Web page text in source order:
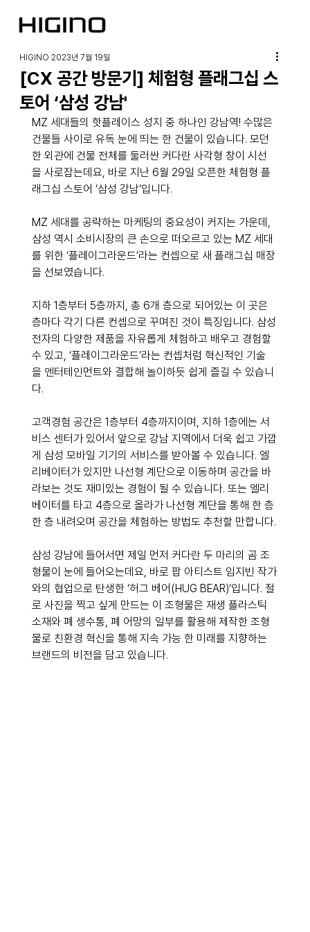
[CX 공간 방문기] 체험형 플래그십 스
토어 ‘삼성 강남'
HIGINO 2023년 7월 19일
MZ 세대들의 핫플레이스 성지 중 하나인 강남역! 수많은
건물들 사이로 유독 눈에 띄는 한 건물이 있습니다. 모던
한 외관에 건물 전체를 둘러싼 커다란 사각형 창이 시선
을 사로잡는데요, 바로 지난 6월 29일 오픈한 체험형 플
래그십 스토어 ‘삼성 강남’입니다.
MZ 세대를 공략하는 마케팅의 중요성이 커지는 가운데,
삼성 역시 소비시장의 큰 손으로 떠오르고 있는 MZ 세대
를 위한 ‘플레이그라운드’라는 컨셉으로 새 플래그십 매장
을 선보였습니다.
지하 1층부터 5층까지, 총 6개 층으로 되어있는 이 곳은
층마다 각기 다른 컨셉으로 꾸며진 것이 특징입니다. 삼성
전자의 다양한 제품을 자유롭게 체험하고 배우고 경험할
수 있고, ‘플레이그라운드’라는 컨셉처럼 혁신적인 기술
을 엔터테인먼트와 결합해 놀이하듯 쉽게 즐길 수 있습니
다.
고객경험 공간은 1층부터 4층까지이며, 지하 1층에는 서
비스 센터가 있어서 앞으로 강남 지역에서 더욱 쉽고 가깝
게 삼성 모바일 기기의 서비스를 받아볼 수 있습니다. 엘
리베이터가 있지만 나선형 계단으로 이동하며 공간을 바
라보는 것도 재미있는 경험이 될 수 있습니다. 또는 엘리
베이터를 타고 4층으로 올라가 나선형 계단을 통해 한 층
한 층 내려오며 공간을 체험하는 방법도 추천할 만합니다.
삼성 강남에 들어서면 제일 먼저 커다란 두 마리의 곰 조
형물이 눈에 들어오는데요, 바로 팝 아티스트 임지빈 작가
와의 협업으로 탄생한 ‘허그 베어(HUG BEAR)’입니다. 절
로 사진을 찍고 싶게 만드는 이 조형물은 재생 플라스틱
소재와 폐 생수통, 폐 어망의 일부를 활용해 제작한 조형
물로 친환경 혁신을 통해 지속 가능 한 미래를 지향하는
브랜드의 비전을 담고 있습니다.